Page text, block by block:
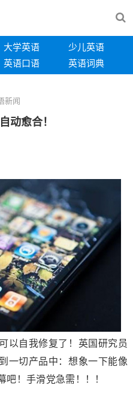
大学英语
少儿英语
英语口语 英语词典
新闻
动愈合！
以自我修复了！英国研究员
一切产品中：想象一下能像
吧！手滑党急需！！！